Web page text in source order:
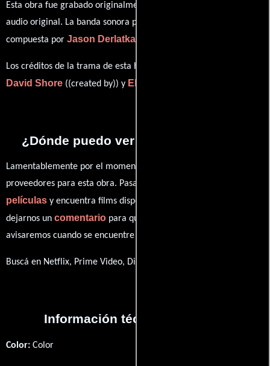
Esta obra fue grabado originalmente con dialogos en
audio original. La banda sonora para esta producción ha sido
compuesta por Jason Derlatka
Los créditos de la trama de esta historia están divididos entre
David Shore ((created by)) y Eli Attie
¿Dónde puedo ver la series Parents?
Lamentablemente por el momento no contamos con enlaces a
proveedores para esta obra. Pasa por nuestro catálogo de
películas y encuentra films disponibles. También puedes
dejarnos un comentario para que le demos prioridad y te
avisaremos cuando se encuentre disponible
Buscá en Netflix, Prime Video, Disney+
Información técnica y general
Color: Color